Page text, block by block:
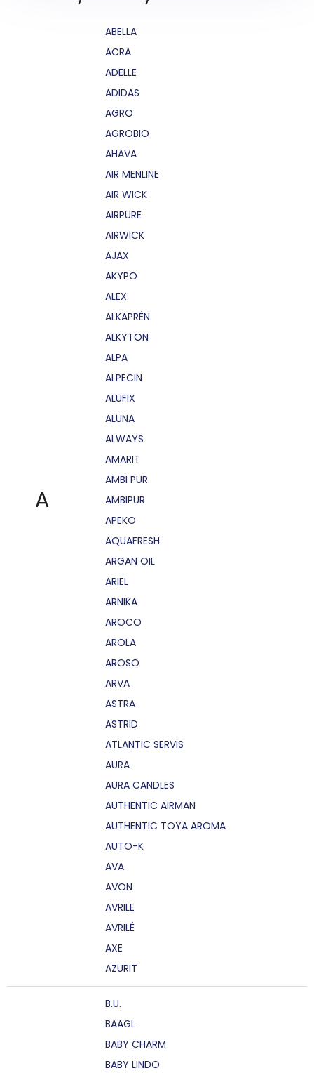
A
ABELLA
ACRA
ADELLE
ADIDAS
AGRO
AGROBIO
AHAVA
AIR MENLINE
AIR WICK
AIRPURE
AIRWICK
AJAX
AKYPO
ALEX
ALKAPRÉN
ALKYTON
ALPA
ALPECIN
ALUFIX
ALUNA
ALWAYS
AMARIT
AMBI PUR
AMBIPUR
APEKO
AQUAFRESH
ARGAN OIL
ARIEL
ARNIKA
AROCO
AROLA
AROSO
ARVA
ASTRA
ASTRID
ATLANTIC SERVIS
AURA
AURA CANDLES
AUTHENTIC AIRMAN
AUTHENTIC TOYA AROMA
AUTO-K
AVA
AVON
AVRILE
AVRILÉ
AXE
AZURIT
B.U.
BAAGL
BABY CHARM
BABY LINDO